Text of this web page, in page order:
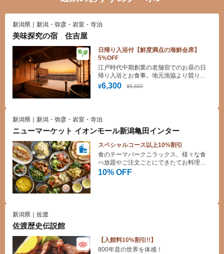
新潟県｜新潟・弥彦・岩室・寺泊
美味探究の宿 住吉屋
日帰り入浴付【鮮度満点の海鮮会席】
5%OFF
¥6,300 ¥6,650
江戸時代中期創業の老舗宿でのお昼の日
帰り入浴とお食事。地元漁協より競りで
仕入れた鮮度抜群の海鮮をお召し上がり
いただけます。露天風呂では湯船に浸か
新潟県｜新潟・弥彦・岩室・寺泊
ニューマーケット イオンモール新潟亀田インター
スペシャルコース以上10%割引
10% OFF
食のテーマパークニラックス。様々な食
べ放題やご注文ごとにできたてお料理を
提供するバイキングレストランです。デ
新潟県｜佐渡
佐渡歴史伝説館
【入館料10%割引!!】
800年昔の世界を体感！